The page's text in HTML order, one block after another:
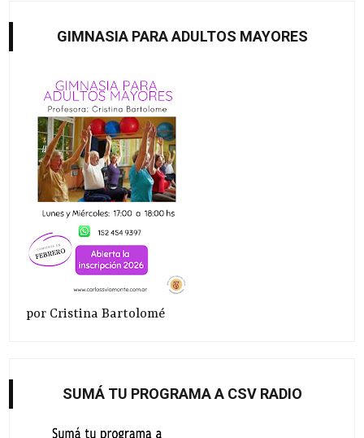
GIMNASIA PARA ADULTOS MAYORES
por Cristina Bartolomé
SUMÁ TU PROGRAMA A CSV RADIO